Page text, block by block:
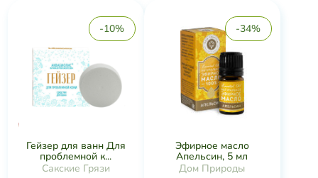
-10%
Гейзер для ванн Для
проблемной к...
Сакские Грязи
-34%
Эфирное масло
Апельсин, 5 мл
Дом Природы